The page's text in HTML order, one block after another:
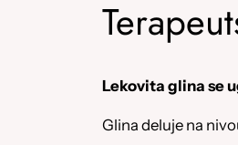
Lekovita glina se
Glina deluje na